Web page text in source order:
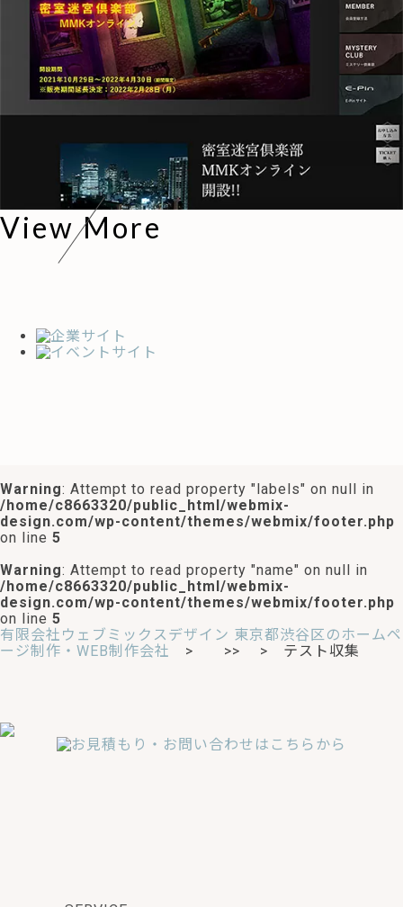
View More
Warning: Attempt to read property "labels" on null in
/home/c8663320/public_html/webmix-
design.com/wp-content/themes/webmix/footer.php
on line 5
Warning: Attempt to read property "name" on null in
/home/c8663320/public_html/webmix-
design.com/wp-content/themes/webmix/footer.php
on line 5
有限会社ウェブミックスデザイン 東京都渋谷区のホームペ
ージ制作・WEB制作会社
> >> > テスト収集